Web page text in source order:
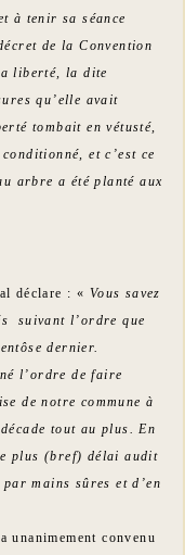
à tenir sa séance
de la Convention
liberté, la dite
qu’elle avait
tombait en vétusté,
et c’est ce
arbre a été planté aux
déclare : « Vous savez
suivant l’ordre que
dernier.
l’ordre de faire
de notre commune à
tout au plus. En
plus (bref) délai audit
mains sûres et d’en
unanimement convenu